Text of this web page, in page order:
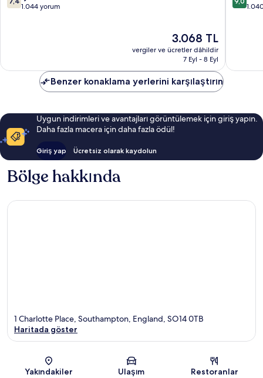
üzerinden
1.044 yorum
Güncel
fiyat:
3.068 TL
3.068 TL
vergiler ve ücretler dâhildir
7 Eyl - 8 Eyl
Benzer konaklama yerlerini karşılaştırın
Uygun indirimleri ve avantajları görüntülemek için giriş yapın.
Daha fazla macera için daha fazla ödül!
Giriş yap Ücretsiz olarak kaydolun
Bölge hakkında
Harita
1 Charlotte Place, Southampton, England, SO14 0TB
Haritada göster
Yakındakiler Ulaşım Restoranlar